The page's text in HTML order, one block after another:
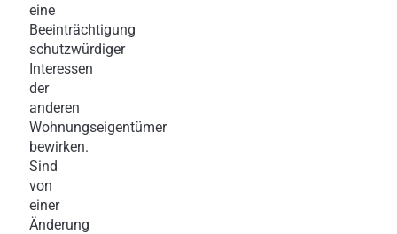
eine
Beeinträchtigung
schutzwürdiger
Interessen
der
anderen
Wohnungseigentümer
bewirken.
Sind
von
einer
Änderung